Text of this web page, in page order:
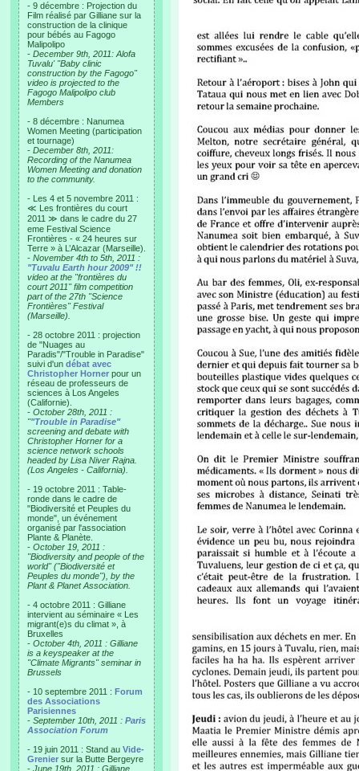
- 9 décembre : Projection du
Film réalisé par Gilliane sur la
construction de la clinique
pour bébés au Fagogo
Malipolipo
- December 9th, 2011: Alofa
Tuvalu' "Baby clinic
construction by the Fagogo"
video is projected to the
Fagogo Malipolipo club
Members
- 8 décembre : Nanumea
Women Meeting (participation
et tournage)
- December 8th, 2011:
Recording of the Nanumea
Women Meeting and donation
to the community.
- Les 4 et 5 novembre 2011 :
≪ Les frontières du court
2011 ≫ dans le cadre du 27
eme Festival Science
Frontières - « 24 heures sur
Terre » à L’Alcazar (Marseille).
- November 4th to 5th, 2011 :
"Tuvalu Earth hour 2009" !!
video at the "frontières du
court 2011" film competition
part of the 27th "Science
Frontières" Festival
(Marseille).
- 28 octobre 2011 : projection
de "Nuages au
Paradis"/"Trouble in Paradise"
suivi d'un débat avec
Christopher Horner pour un
réseau de professeurs de
sciences à Los Angeles
(Californie).
- October 28th, 2011 :
""Trouble in Paradise"
screening and debate with
Christopher Horner for a
science network schools
headed by Lisa Niver Rajna.
(Los Angeles - California).
- 19 octobre 2011 : Table-
ronde dans le cadre de
"Biodiversité et Peuples du
monde", un événement
organisé par l'association
Plante & Planète.
- October 19, 2011 :
"Biodiversity and people of the
world" ("Biodiversité et
Peuples du monde"), by the
Plant & Planet Association.
- 4 octobre 2011 : Gilliane
intervient au séminaire « Les
migrant(e)s du climat », à
Bruxelles
- October 4th, 2011 : Gilliane
is a keyspeaker at the
"Climate Migrants" seminar in
Brussels
- 10 septembre 2011 : Forum
des Associations
Parisiennes
- September 10th, 2011 : Paris
Association Forum
- 19 juin 2011 : Stand au Vide-
Grenier sur la Butte Bergeyre
- June 19th, 2011 : Gilliane